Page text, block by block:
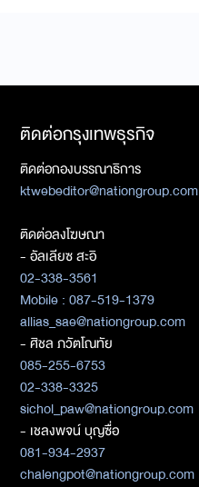
ติดต่อกรุงเทพธุรกิจ
ติดต่อกองบรรณาธิการ
ktwebeditor@nationgroup.com
ติดต่อลงโฆษณา
- อัลเลียซ สะอิ
02-338-3561
Mobile : 087-519-1379
allias_sae@nationgroup.com
- ศิชล ภวัตโณทัย
085-255-6753
02-338-3325
sichol_paw@nationgroup.com
- เชลงพจน์ บุญซื่อ
081-934-2937
chalengpot@nationgroup.com